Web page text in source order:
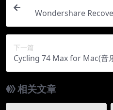
Wondershare
下一篇
Cycling 74 Max for Mac(音
0.5激活版
相关文章